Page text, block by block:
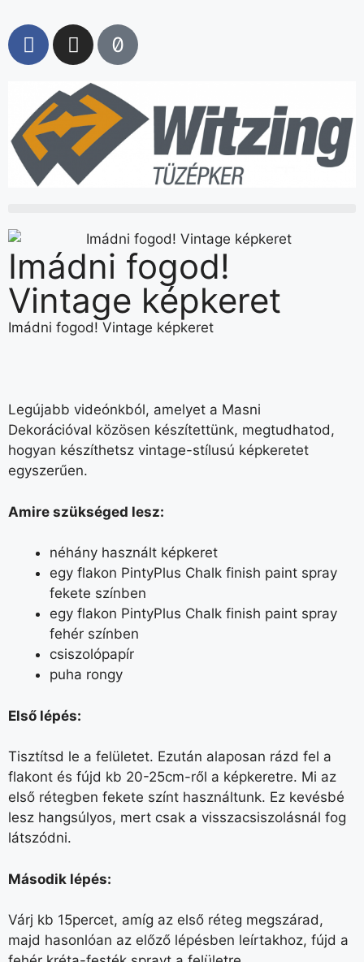
Imádni fogod!
Vintage képkeret
Imádni fogod! Vintage képkeret
Legújabb videónkból, amelyet a Masni
Dekorációval közösen készítettünk, megtudhatod,
hogyan készíthetsz vintage-stílusú képkeretet
egyszerűen.
Amire szükséged lesz:
néhány használt képkeret
egy flakon PintyPlus Chalk finish paint spray
fekete színben
egy flakon PintyPlus Chalk finish paint spray
fehér színben
csiszolópapír
puha rongy
Első lépés:
Tisztítsd le a felületet. Ezután alaposan rázd fel a
flakont és fújd kb 20-25cm-ről a képkeretre. Mi az
első rétegben fekete színt használtunk. Ez kevésbé
lesz hangsúlyos, mert csak a visszacsiszolásnál fog
látszódni.
Második lépés:
Várj kb 15percet, amíg az első réteg megszárad,
majd hasonlóan az előző lépésben leírtakhoz, fújd a